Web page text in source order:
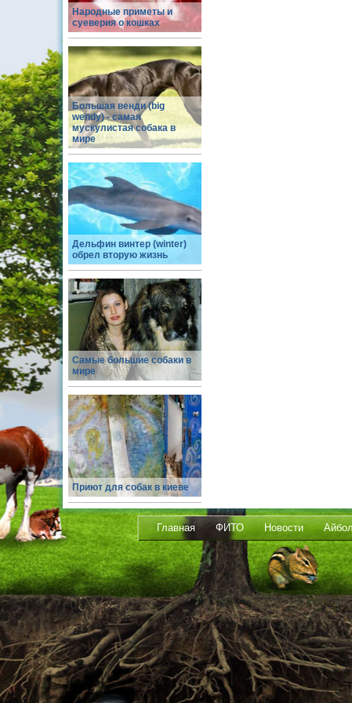
Народные приметы и
суеверия о кошках
Большая венди (big
wendy) - самая
мускулистая собака в
мире
Дельфин винтер (winter)
обрел вторую жизнь
Самые большие собаки в
мире
Приют для собак в киеве
Главная ФИТО Новости